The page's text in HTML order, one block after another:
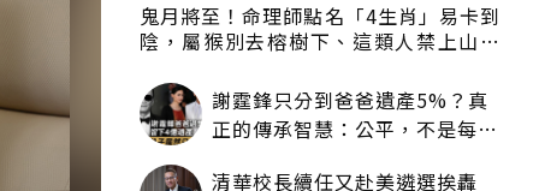
鬼月將至！命理師點名「4生肖」易卡到
陰，屬猴別去榕樹下、這類人禁上山下
謝霆鋒只分到爸爸遺產5%？真
正的傳承智慧：公平，不是每個
清華校長續任又赴美遴選挨轟